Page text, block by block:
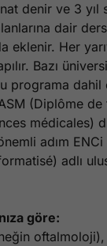
denir ve 3 yıl
dair
eklenir. Her
Bazı
programa dahil
(Diplôme
médicales)
adım
adlı
göre:
oftalmoloji),